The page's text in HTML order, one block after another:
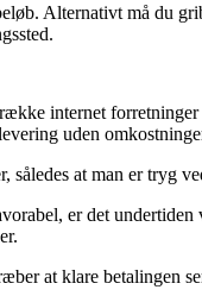
Alternativt må du
internet
uden
at man er tryg
er det
at klare betalingen